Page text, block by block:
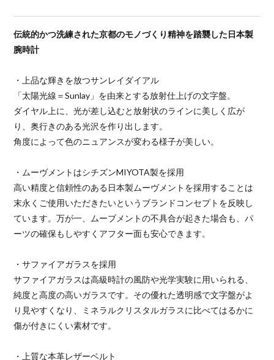
伝統的かつ洗練された京都のモノづくり精神を踏襲した日本製
腕時計
・上品な輝きを放つサンレイダイアル
「太陽光線＝Sunlay」を由来とする放射仕上げの文字盤。
ダイヤル上に、光が差し込むと放射状のラインに美しく広が
り、奥行きのある光沢を作り出します。
角度によって色のニュアンスが変わる様子が美しい。
・ムーヴメントはシチズンMIYOTA製を採用
高い精度と信頼性のある日本製ムーヴメントを採用することは
末永くご使用いただきたいというブランドコンセプトを反映し
ています。万が一、ムーブメントの不具合が起きた場合も、パ
ーツの確保もしやすくアフター面も安心できます。
・サファイアガラスを採用
サファイアガラスは高級時計の風防や光学実験に用いられる、
純度と高度の高いガラスです。その優れた透明感で文字盤がよ
り見やすくなり、ミネラルクリスタルガラスに比べてはるかに
傷が付きにくい素材です。
・上質な本革レザーベルト